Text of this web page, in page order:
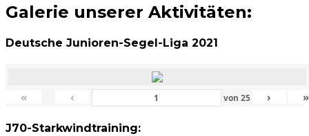
Galerie unserer Aktivitäten:
Deutsche Junioren-Segel-Liga 2021
« ‹ von 25 › »
J70-Starkwindtraining: